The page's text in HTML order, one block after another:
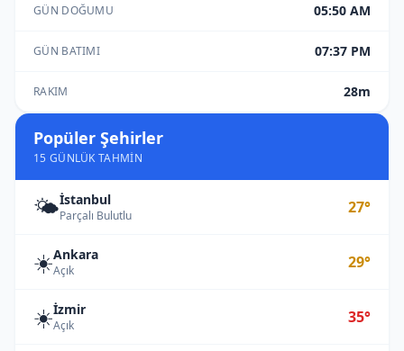
GÜN DOĞUMU 05:50 AM
GÜN BATIMI 07:37 PM
RAKIM 28m
Popüler Şehirler
15 GÜNLÜK TAHMIN
🌤️İstanbul
Parçalı Bulutlu 27°
☀️Ankara
Açık 29°
☀️İzmir
Açık 35°